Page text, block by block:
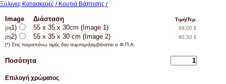
Ξύλινες Κατασκευές / Κουτιά Βάπτισης /
Image Διάσταση Τιμή/Τεμ.
[24] 1) 55 x 35 x 30cm (Image 1) 69.00 €
[25]2) 55 x 35 x 30 cm (Image 2)
80.50 €
(*) Στις παραπάνω τιμές δεν συμπεριλαμβάνεται ο Φ.Π.Α.
Ποσότητα
Επιλογή χρώματος